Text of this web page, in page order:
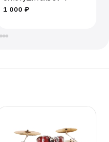
1 000 ₽